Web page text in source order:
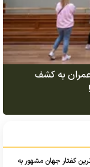
به کشف
کفتار جهان مشهور به